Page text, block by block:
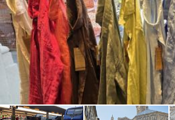
★
ナ
ポ
リ
ル